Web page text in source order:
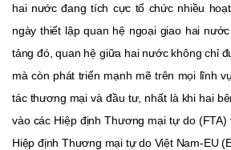
hai nước đang tích cực tổ chức nhiều
ngày thiết lập quan hệ ngoại giao hai
tảng đó, quan hệ giữa hai nước không chỉ
mà còn phát triển mạnh mẽ trên mọi lĩnh
tác thương mại và đầu tư, nhất là khi hai
vào các Hiệp định Thương mại tự do
Hiệp định Thương mại tự do Việt Nam-EU